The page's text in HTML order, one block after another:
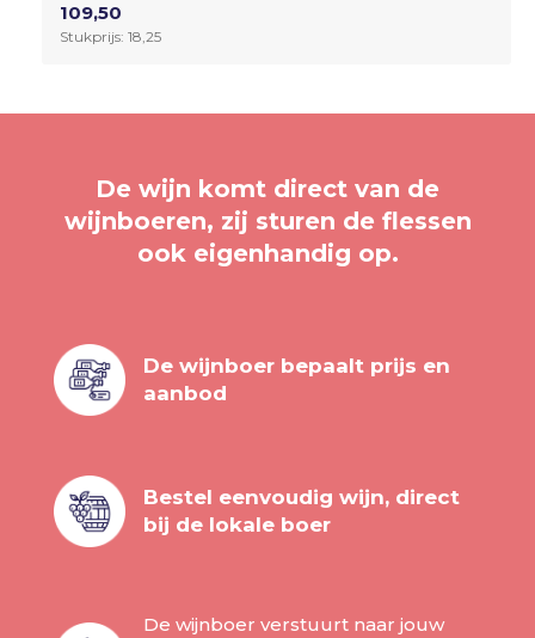
109,50
Stukprijs: 18,25
De wijn komt direct van de
wijnboeren, zij sturen de flessen
ook eigenhandig op.
De wijnboer bepaalt prijs en
aanbod
Bestel eenvoudig wijn, direct
bij de lokale boer
De wijnboer verstuurt naar jouw